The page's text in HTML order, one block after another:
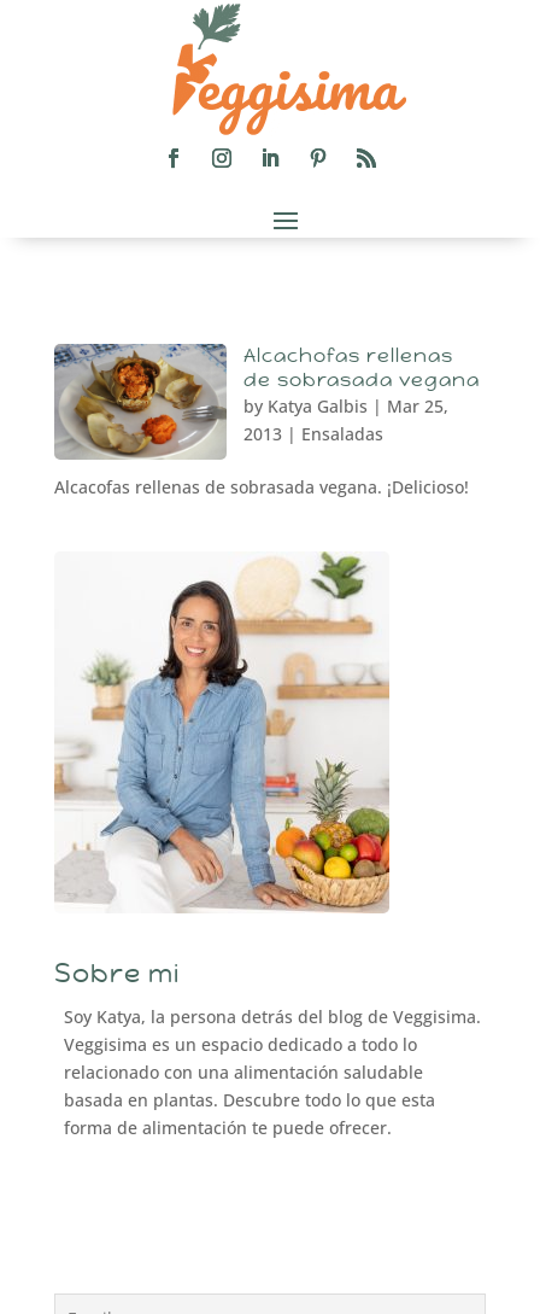
Alcachofas rellenas
de sobrasada vegana
by Katya Galbis | Mar 25,
2013 | Ensaladas
Alcacofas rellenas de sobrasada vegana. ¡Delicioso!
Sobre mi
Soy Katya, la persona detrás del blog de Veggisima.
Veggisima es un espacio dedicado a todo lo
relacionado con una alimentación saludable
basada en plantas. Descubre todo lo que esta
forma de alimentación te puede ofrecer.